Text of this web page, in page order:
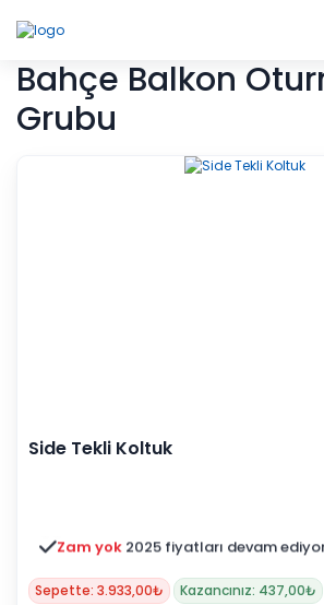
Bahçe Balkon
Grubu
Side Tekli Koltuk
Zam yok 2025 fiyatları devam
Sepette: 3.933,00₺ Kazancınız: 437,00₺